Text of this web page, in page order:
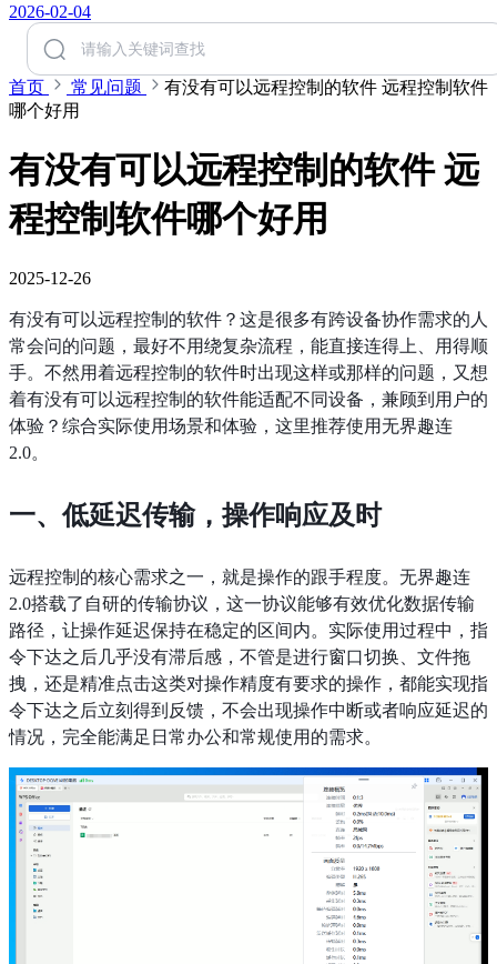
2026-02-04
首页 常见问题
有没有可以远程控制的软件 远程控制软件
哪个好用
有没有可以远程控制的软件 远
程控制软件哪个好用
2025-12-26
有没有可以远程控制的软件？这是很多有跨设备协作需求的人
常会问的问题，最好不用绕复杂流程，能直接连得上、用得顺
手。不然用着远程控制的软件时出现这样或那样的问题，又想
着有没有可以远程控制的软件能适配不同设备，兼顾到用户的
体验？综合实际使用场景和体验，这里推荐使用无界趣连
2.0。
一、低延迟传输，操作响应及时
远程控制的核心需求之一，就是操作的跟手程度。无界趣连
2.0搭载了自研的传输协议，这一协议能够有效优化数据传输
路径，让操作延迟保持在稳定的区间内。实际使用过程中，指
令下达之后几乎没有滞后感，不管是进行窗口切换、文件拖
拽，还是精准点击这类对操作精度有要求的操作，都能实现指
令下达之后立刻得到反馈，不会出现操作中断或者响应延迟的
情况，完全能满足日常办公和常规使用的需求。